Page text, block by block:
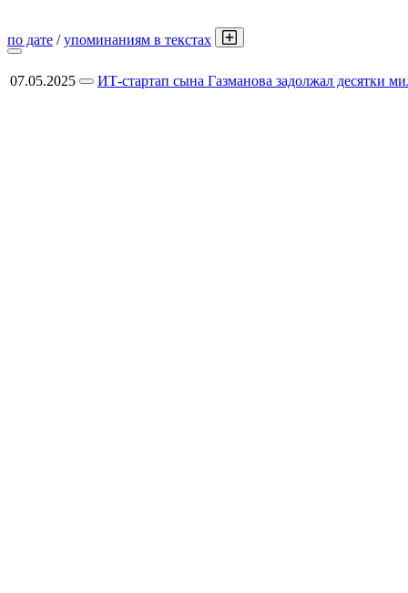
по дате /упоминаниям в текстах
07.05.2025 ИТ-стартап сына Газманова задолжал десятки